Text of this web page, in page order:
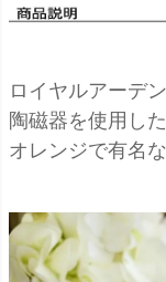
ロイヤルアーデ
陶磁器を使用し
オレンジで有名